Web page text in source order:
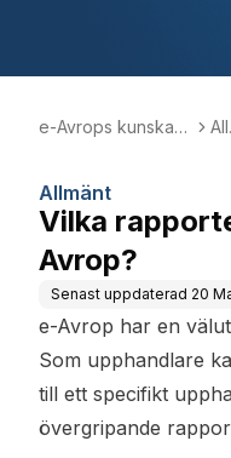
e-Avrops kunskap
Allmänt
Vilka
Avrop?
Senast uppdaterad 20
e-Avrop har en
Som upphandlare
till ett specifikt
övergripande